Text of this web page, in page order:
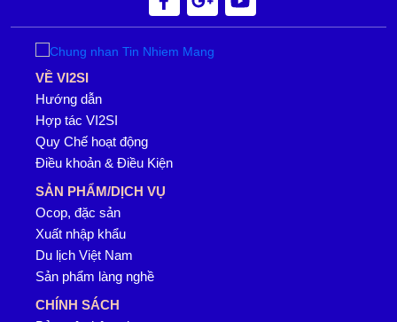
VỀ VI2SI
Hướng dẫn
Hợp tác VI2SI
Quy Chế hoạt động
Điều khoản & Điều Kiện
SẢN PHẨM/DỊCH VỤ
Ocop, đặc sản
Xuất nhập khẩu
Du lịch Việt Nam
Sản phẩm làng nghề
CHÍNH SÁCH